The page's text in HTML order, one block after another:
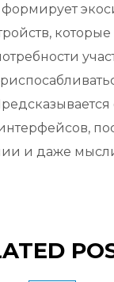
которые
и даже